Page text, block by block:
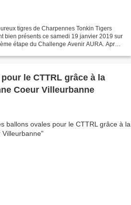
tigres de Charpennes Tonkin Tigers
bien présents ce samedi 19 janvier 2019 sur
étape du Challenge Avenir AURA. Après
le CTTRL grâce à la
Coeur Villeurbanne